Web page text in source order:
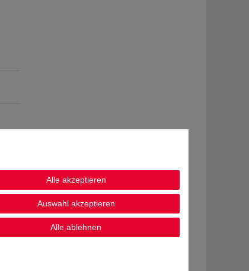
Alle akzeptieren
Auswahl akzeptieren
Alle ablehnen